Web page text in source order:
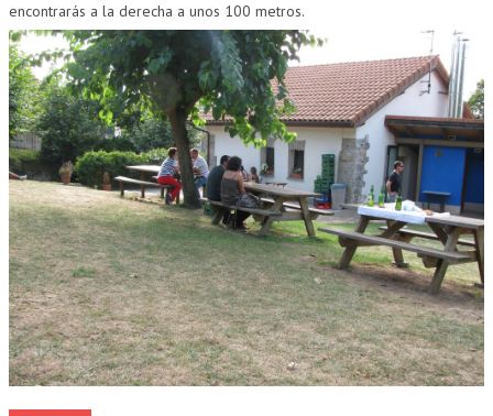
encontrarás a la derecha a unos 100 metros.